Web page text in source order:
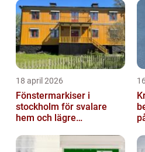
18 april 2026
Fönstermarkiser i
stockholm för svalare
hem och lägre